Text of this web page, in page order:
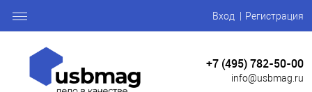
Вход Регистрация
+7 (495) 782-50-00
info@usbmag.ru